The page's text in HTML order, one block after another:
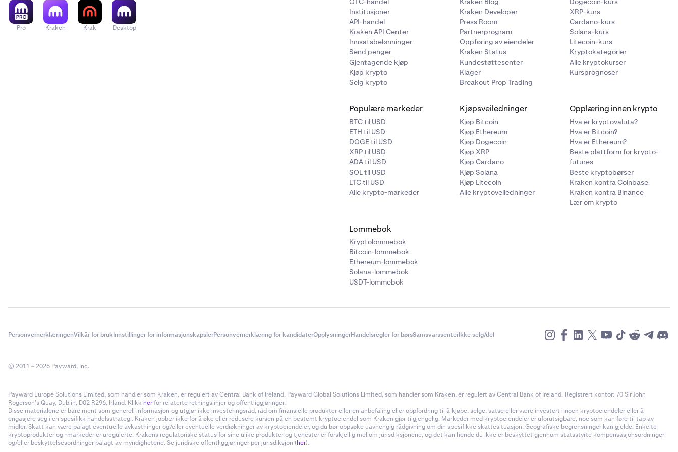
Pro Kraken Krak Desktop
Institusjoner
API-handel
Kraken API Center
Innsatsbelønninger
Send penger
Gjentagende kjøp
Kjøp krypto
Selg krypto
Kraken Developer
Press Room
Partnerprogram
Oppføring av eiendeler
Kraken Status
Kundestøttesenter
Klager
Breakout Prop Trading
XRP-kurs
Cardano-kurs
Solana-kurs
Litecoin-kurs
Kryptokategorier
Alle kryptokurser
Kursprognoser
Populære markeder
BTC til USD
ETH til USD
DOGE til USD
XRP til USD
ADA til USD
SOL til USD
LTC til USD
Alle krypto-markeder
Kjøpsveiledninger
Kjøp Bitcoin
Kjøp Ethereum
Kjøp Dogecoin
Kjøp XRP
Kjøp Cardano
Kjøp Solana
Kjøp Litecoin
Alle kryptoveiledninger
Opplæring innen krypto
Hva er kryptovaluta?
Hva er Bitcoin?
Hva er Ethereum?
Beste plattform for krypto-
futures
Beste kryptobørser
Kraken kontra Coinbase
Kraken kontra Binance
Lær om krypto
Lommebok
Kryptolommebok
Bitcoin-lommebok
Ethereum-lommebok
Solana-lommebok
USDT-lommebok
PersonvernerklæringenVilkår for brukInnstillinger for informasjonskapslerPersonvernerklæring for kandidaterOpplysningerHandelsregler for børsSamsvarssenterIkke selg/del
© 2011 – 2026 Payward, Inc.
Payward Europe Solutions Limited, som handler som Kraken, er regulert av Central Bank of Ireland. Payward Global Solutions Limited, som handler som Kraken, er regulert av Central Bank of Ireland. Registrert kontor: 70 Sir John
Rogerson’s Quay, Dublin, D02 R296, Irland. Klikk herfor relaterte retningslinjer og offentliggjøringer.
Disse materialene er bare ment som generell informasjon og utgjør ikke investeringsråd, råd om finansielle produkter eller en anbefaling eller oppfordring til å kjøpe, selge, satse eller være investert i noen kryptoeiendeler eller å
engasjere seg i en spesifikk handelsstrategi. Kraken jobber ikke for å øke eller redusere kursen på en bestemt kryptoeiendel som Kraken gjør tilgjengelig. Markeder med kryptoeiendeler er uforutsigbare, noe som kan føre til tap av
midler. Skatt kan være pålagt eventuelle avkastninger og/eller eventuelle verdiøkninger av kryptoeiendeler, og du bør oppsøke uavhengig rådgivning om din spesifikke skattesituasjon. Geografiske begrensninger kan gjelde. Enkelte
kryptoprodukter og -markeder er uregulerte. Krakens regulatoriske status for sine ulike produkter og tjenester er forskjellig mellom jurisdiksjonene, og det kan hende du ikke er beskyttet gjennom statsstyrte kompensasjonsordninger
og/eller beskyttelsesordninger pålagt av myndighetene. Se juridiske offentliggjøringer per jurisdiksjon (her).